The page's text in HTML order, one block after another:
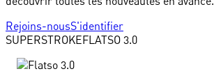
Rejoins-nousS'identifier
SUPERSTROKEFLATSO 3.0